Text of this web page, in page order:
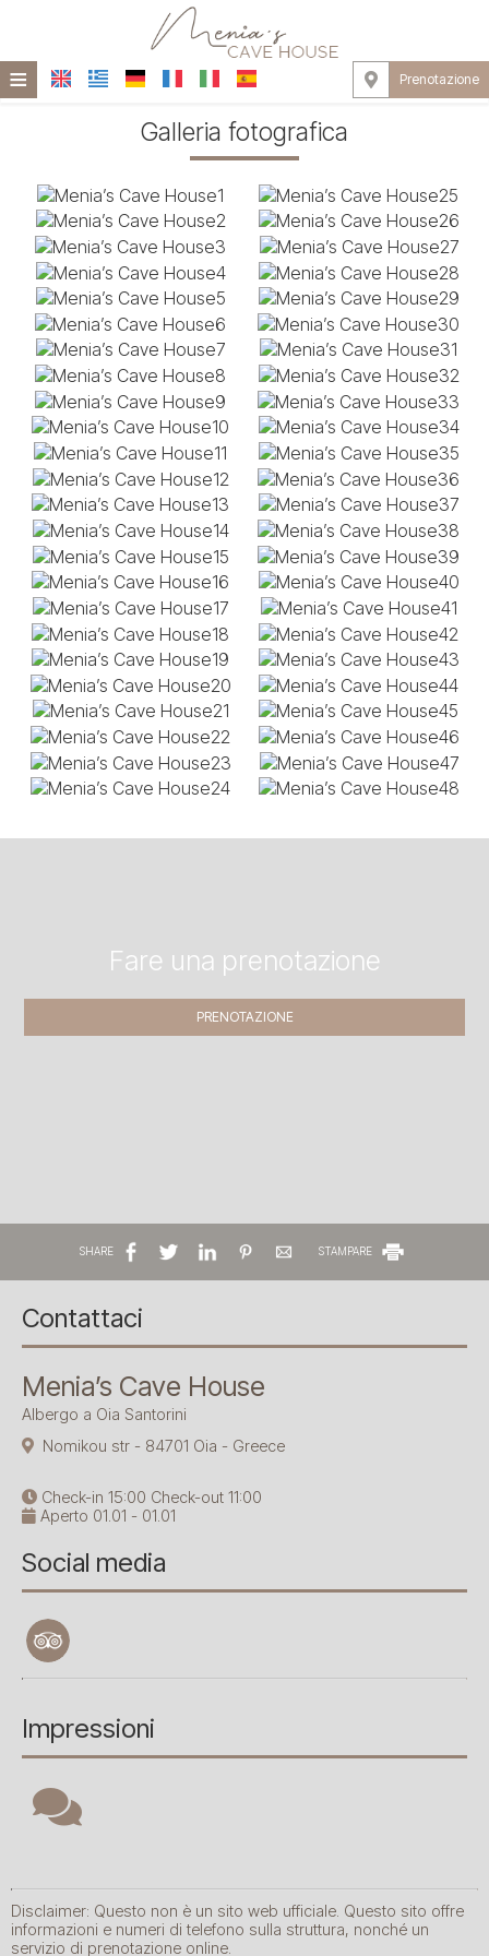
≡ Prenotazione
CASA NELLA GROTTA
STRUTTURE
GALLERIA FOTOGRAFICA
Galleria fotografica
Fare una prenotazione
PRENOTAZIONE
SHARE STAMPARE
Contattaci
Menia’s Cave House
Albergo a Oia Santorini
Nomikou str - 84701 Oia - Greece
Check-in 15:00 Check-out 11:00
Aperto 01.01 - 01.01
Social media
Impressioni
Disclaimer: Questo non è un sito web ufficiale. Questo sito offre
informazioni e numeri di telefono sulla struttura, nonché un
servizio di prenotazione online.